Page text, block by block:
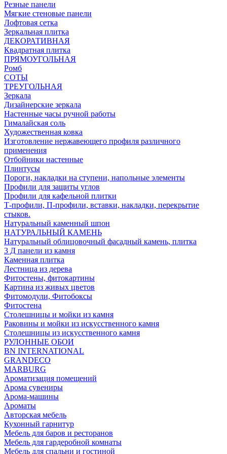
Резные панели
Мягкие стеновые панели
Лофтовая сетка
Зеркальная плитка
ДЕКОРАТИВНАЯ
Квадратная плитка
ПРЯМОУГОЛЬНАЯ
Ромб
СОТЫ
ТРЕУГОЛЬНАЯ
Зеркала
Дизайнерские зеркала
Настенные часы ручной работы
Гималайская соль
Художественная ковка
Изготовление нержавеющего профиля различного
применения
Отбойники настенные
Плинтусы
Пороги, накладки на ступени, напольные элементы
Профили для защиты углов
Профили для кафельной плитки
Т-профили, П-профили, вставки, накладки, перекрытие
стыков.
Натуральный каменный шпон
НАТУРАЛЬНЫЙ КАМЕНЬ
Натуральный облицовочный фасадный камень, плитка
3 Д панели из камня
Каменная плитка
Лестница из дерева
Фитостены, фитокартины
Картина из живых цветов
Фитомодули, Фитобоксы
Фитостена
Столешницы и мойки из камня
Раковины и мойки из искусственного камня
Столешницы из искусственного камня
РУЛОННЫЕ ОБОИ
BN INTERNATIONAL
GRANDECO
MARBURG
Ароматизация помещений
Арома сувениры
Арома-машины
Ароматы
Авторская мебель
Кухонный гарнитур
Мебель для баров и ресторанов
Мебель для гардеробной комнаты
Мебель для спальни и гостиной